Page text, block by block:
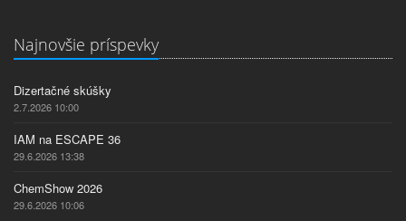
Najnovšie príspevky
Dizertačné skúšky
2.7.2026 10:00
IAM na ESCAPE 36
29.6.2026 13:38
ChemShow 2026
29.6.2026 10:06